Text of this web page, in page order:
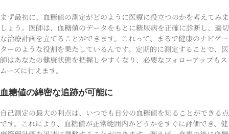
まず最初に、血糖値の測定がどのように医療に役立つのかを考えてみま
しょう。医師は、血糖値のデータをもとに糖尿病を正確に診断し、適切
な治療計画を立てることができます。これって、まるで健康のナビゲー
ターのような役割を果たしているんです。定期的に測定することで、医
師はあなたの健康状態を把握しやすくなり、必要なフォローアップもス
ムーズに行えます。
血糖値の綿密な追跡が可能に
自己測定の最大の利点は、いつでも自分の血糖値を知ることができる点
です。これにより、血糖値が正常範囲内かどうかをすぐに評価でき、健